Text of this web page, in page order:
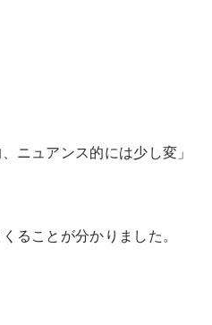
ニュアンス的には少し変」
ることが分かりました。